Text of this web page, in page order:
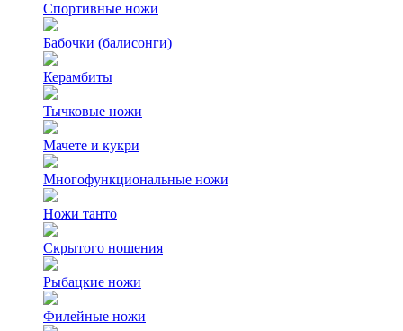
Спортивные ножи
Бабочки (балисонги)
Керамбиты
Тычковые ножи
Мачете и кукри
Многофункциональные ножи
Ножи танто
Скрытого ношения
Рыбацкие ножи
Филейные ножи